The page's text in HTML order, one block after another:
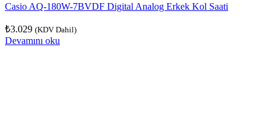
Casio AQ-180W-7BVDF Digital Analog Erkek Kol Saati
₺3.029 (KDV Dahil)
Devamını oku